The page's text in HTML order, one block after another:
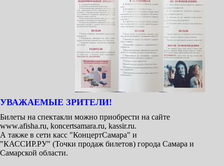
УВАЖАЕМЫЕ ЗРИТЕЛИ!
Билеты на спектакли можно приобрести на сайте
www.afisha.ru, koncertsamara.ru, kassir.ru.
А также в сети касс "КонцертСамара" и
"КАССИР.РУ" (Точки продаж билетов) города Самара и
Самарской области.